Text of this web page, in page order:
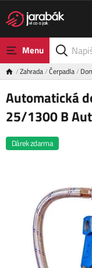
Menu
Zahrada Čerpadla
Automatická
25/1300 B
Dárek zdarma